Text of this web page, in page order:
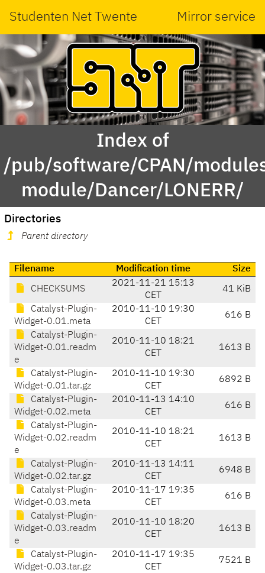
Studenten Net Twente Mirror service
Index of
/pub/software/CPAN/
module/Dancer/LONERR/
Directories
Parent directory
Filename Modification time Size
CHECKSUMS
2021-11-21 15:13
CET
41 KiB
Catalyst-Plugin-
Widget-0.01.meta
2010-11-10 19:30
CET
616 B
Catalyst-Plugin-
Widget-0.01.readm
e
2010-11-10 18:21
CET
1613 B
Catalyst-Plugin-
Widget-0.01.tar.gz
2010-11-10 19:30
CET
6892 B
Catalyst-Plugin-
Widget-0.02.meta
2010-11-13 14:10
CET
616 B
Catalyst-Plugin-
Widget-0.02.readm
e
2010-11-10 18:21
CET
1613 B
Catalyst-Plugin-
Widget-0.02.tar.gz
2010-11-13 14:11
CET
6948 B
Catalyst-Plugin-
Widget-0.03.meta
2010-11-17 19:35
CET
616 B
Catalyst-Plugin-
Widget-0.03.readm
e
2010-11-10 18:20
CET
1613 B
Catalyst-Plugin-
Widget-0.03.tar.gz
2010-11-17 19:35
CET
7521 B